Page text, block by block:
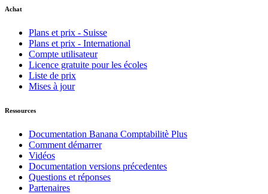
Achat
Plans et prix - Suisse
Plans et prix - International
Compte utilisateur
Licence gratuite pour les écoles
Liste de prix
Mises à jour
Ressources
Documentation Banana Comptabilitè Plus
Comment démarrer
Vidéos
Documentation versions précedentes
Questions et réponses
Partenaires